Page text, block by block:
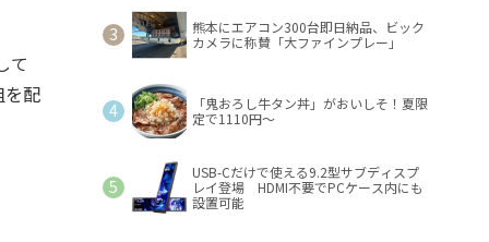
て
を配
熊本にエアコン300台即日納品、ビック
カメラに称賛「大ファインプレー」
「鬼おろし牛タン丼」がおいしそ！夏限
定で1110円～
USB-Cだけで使える9.2型サブディスプ
レイ登場 HDMI不要でPCケース内にも
設置可能